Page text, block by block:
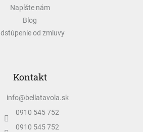
Napíšte nám
Blog
od zmluvy
Kontakt
info@bellatavola.sk
0910 545 752
0910 545 752